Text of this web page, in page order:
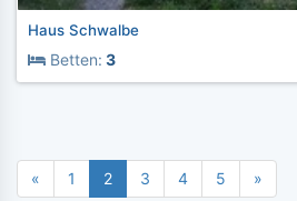
Haus Schwalbe
Betten: 3
« 1 2 3 4 5 »